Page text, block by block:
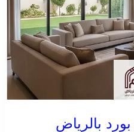
بالرياض